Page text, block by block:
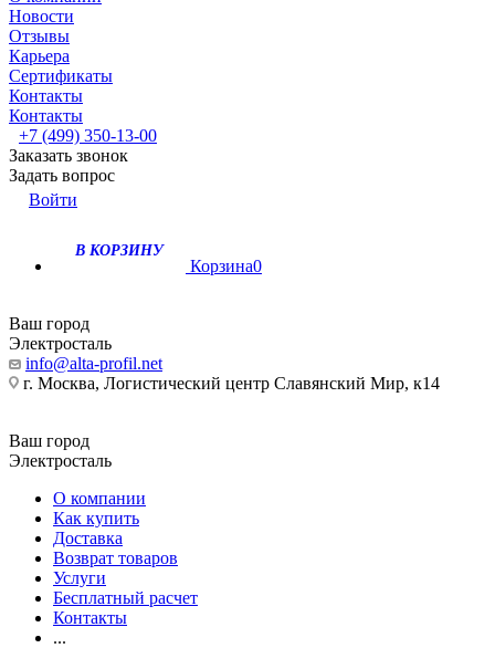
Новости
Отзывы
Карьера
Сертификаты
Контакты
Контакты
+7 (499) 350-13-00
Заказать звонок
Задать вопрос
Войти
В КОРЗИНУ
Корзина0
Ваш город
Электросталь
info@alta-profil.net
г. Москва, Логистический центр Славянский Мир, к14
Ваш город
Электросталь
О компании
Как купить
Доставка
Возврат товаров
Услуги
Бесплатный расчет
Контакты
...